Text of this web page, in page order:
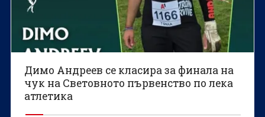
Димо Андреев се класира за финала на
чук на Световното първенство по лека
атлетика